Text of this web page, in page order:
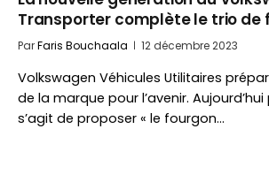
Transporter complète le trio de
ParFaris Bouchaala 12 décembre 2023
Volkswagen Véhicules Utilitaires
de la marque pour l’avenir.
s’agit de proposer « le fourgon…